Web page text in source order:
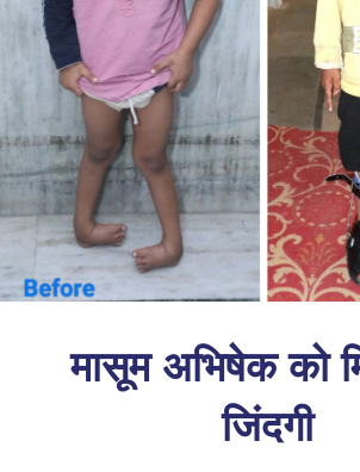
मासूम अभिषेक को
जिंदगी